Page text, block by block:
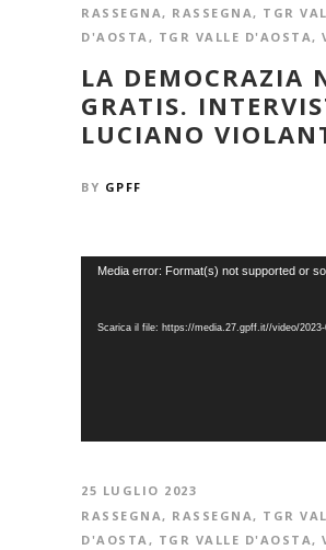
RASSEGNA, RASSEGNA, TGR
D'AOSTA, TGR VALLE D'AOSTA,
LA DEMOCRAZIA
GRATIS.
LUCIANO
BY GPFF
Video
Media error: Format(s) not supported or
Scarica il file: https://media.27.gpff.it//video/
25 LUGLIO 2023
RASSEGNA, RASSEGNA, TGR
D'AOSTA, TGR VALLE D'AOSTA,